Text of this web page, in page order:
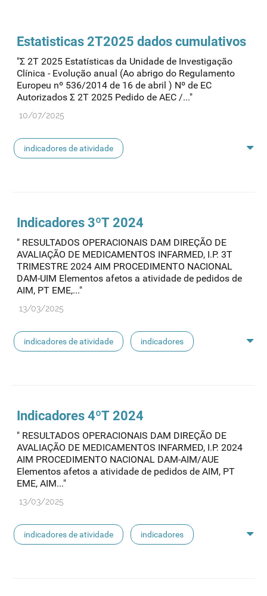
Estatisticas 2T2025 dados cumulativos
"Σ 2T 2025 Estatísticas da Unidade de Investigação
Clínica - Evolução anual (Ao abrigo do Regulamento
Europeu nº 536/2014 de 16 de abril ) Nº de EC
Autorizados Σ 2T 2025 Pedido de AEC /..."
10/07/2025
indicadores de atividade
Indicadores 3ºT 2024
" RESULTADOS OPERACIONAIS DAM DIREÇÃO DE
AVALIAÇÃO DE MEDICAMENTOS INFARMED, I.P. 3T
TRIMESTRE 2024 AIM PROCEDIMENTO NACIONAL
DAM-UIM Elementos afetos a atividade de pedidos de
AIM, PT EME,..."
13/03/2025
indicadores de atividade indicadores
Indicadores 4ºT 2024
" RESULTADOS OPERACIONAIS DAM DIREÇÃO DE
AVALIAÇÃO DE MEDICAMENTOS INFARMED, I.P. 2024
AIM PROCEDIMENTO NACIONAL DAM-AIM/AUE
Elementos afetos a atividade de pedidos de AIM, PT
EME, AIM..."
13/03/2025
indicadores de atividade indicadores